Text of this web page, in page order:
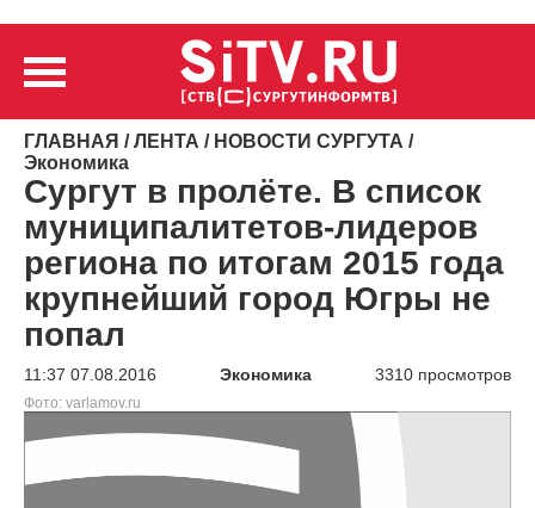
ГЛАВНАЯ /ЛЕНТА / НОВОСТИ СУРГУТА /
Экономика
Сургут в пролёте. В список
муниципалитетов-лидеров
региона по итогам 2015 года
крупнейший город Югры не
попал
11:37 07.08.2016 Экономика 3310 просмотров
Фото: varlamov.ru